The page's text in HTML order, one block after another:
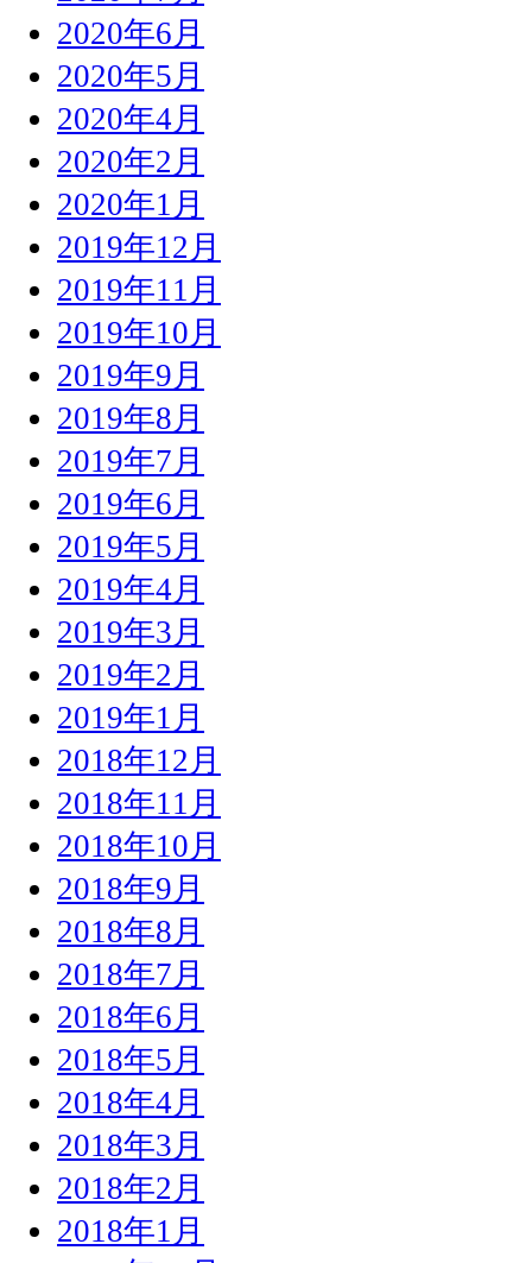
2020年6月
2020年5月
2020年4月
2020年2月
2020年1月
2019年12月
2019年11月
2019年10月
2019年9月
2019年8月
2019年7月
2019年6月
2019年5月
2019年4月
2019年3月
2019年2月
2019年1月
2018年12月
2018年11月
2018年10月
2018年9月
2018年8月
2018年7月
2018年6月
2018年5月
2018年4月
2018年3月
2018年2月
2018年1月